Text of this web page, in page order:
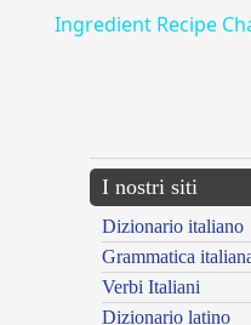
Ingredient Recipe
I nostri siti
Dizionario italiano
Grammatica
Verbi Italiani
Dizionario latino